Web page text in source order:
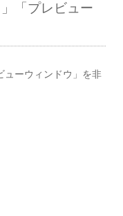
「プレビュー
ューウィンドウ」を非